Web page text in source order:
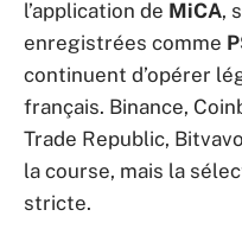
l’application de MiCA,
enregistrées comme
continuent d’opérer
français. Binance,
Trade Republic,
la course, mais la
stricte.